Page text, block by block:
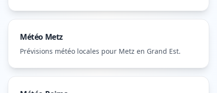
Météo Metz
Prévisions météo locales pour Metz en Grand Est.